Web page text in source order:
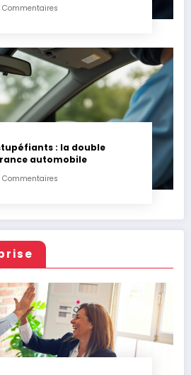
Commentaires
: la double
automobile
Commentaires